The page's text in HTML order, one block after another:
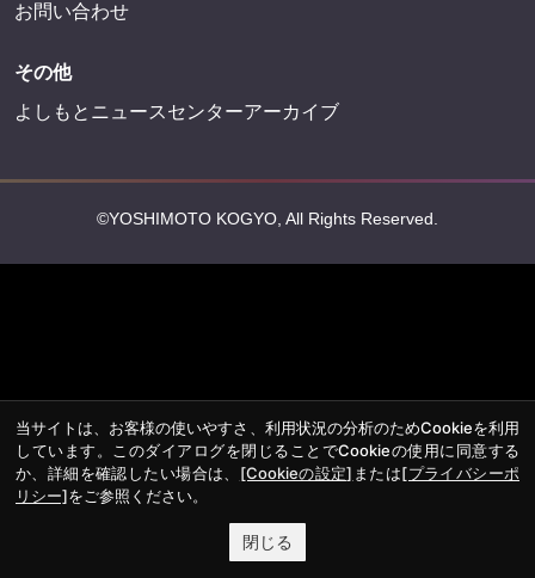
お問い合わせ
その他
よしもとニュースセンターアーカイブ
©YOSHIMOTO KOGYO, All Rights Reserved.
当サイトは、お客様の使いやすさ、利用状況の分析のためCookieを利用
しています。このダイアログを閉じることでCookieの使用に同意する
か、詳細を確認したい場合は、 [Cookieの設定] または[プライバシーポ
リシー]をご参照ください。
閉じる